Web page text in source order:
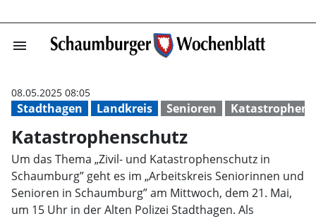
menu
Stadthagen Landkreis Senioren
08.05.2025 08:05
Katastrophenschutz
Um das Thema „Zivil- und Katastrophenschutz in
Schaumburg” geht es im „Arbeitskreis Seniorinnen und
Senioren in Schaumburg” am Mittwoch, dem 21. Mai,
um 15 Uhr in der Alten Polizei Stadthagen. Als